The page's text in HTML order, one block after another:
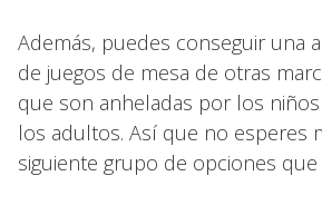
Además, puedes conseguir una
de juegos de mesa de otras
que son anheladas por los
los adultos. Así que no esperes
siguiente grupo de opciones